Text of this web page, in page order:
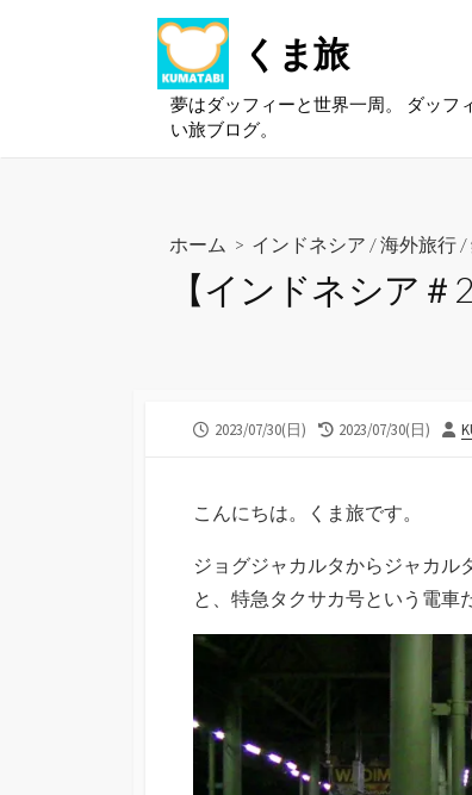
くま旅
夢はダッフィーと世界一周。 ダッフ
い旅ブログ。
ホーム > インドネシア /海外旅行 /
【インドネシア
公
2023/07/30(日)
最
日
2023/07/30(日)
投
こんにちは。くま旅です。
ジョグジャカルタからジャカル
と、特急タクサカ号という電車